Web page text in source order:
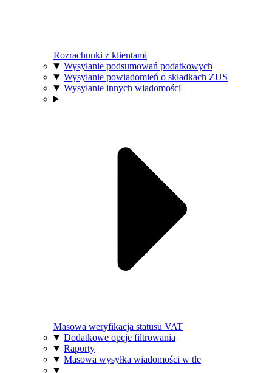
Rozrachunki z klientami
Wysyłanie podsumowań podatkowych
Wysyłanie powiadomień o składkach ZUS
Wysyłanie innych wiadomości
Masowa weryfikacja statusu VAT
Dodatkowe opcje filtrowania
Raporty
Masowa wysyłka wiadomości w tle